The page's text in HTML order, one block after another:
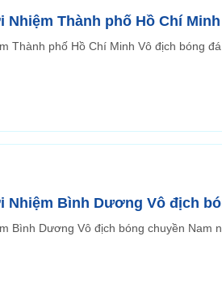
Thành phố Hồ Chí
Thành phố Hồ Chí Minh Vô địch bóng
Nhiệm Bình Dương Vô địch
Bình Dương Vô địch bóng chuyền Nam